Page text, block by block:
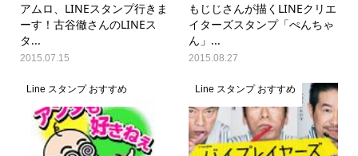
アムロ、LINEスタンプ行きま
ーす！古谷徹さんのLINEス
タ...
2015.07.15
もじじさんが描くLINEクリエ
イターズスタンプ「ぺんちゃ
ん」...
2015.08.27
Line スタンプ おすすめ Line スタンプ おすすめ